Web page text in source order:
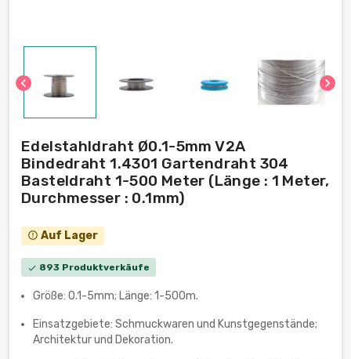
chevron_left chevron_right
Edelstahldraht Ø0.1-5mm V2A
Bindedraht 1.4301 Gartendraht 304
Basteldraht 1-500 Meter (Länge : 1 Meter,
Durchmesser : 0.1mm)
error_outline Auf Lager
check 893 Produktverkäufe
Größe: 0.1-5mm; Länge: 1-500m.
Einsatzgebiete: Schmuckwaren und Kunstgegenstände;
Architektur und Dekoration.